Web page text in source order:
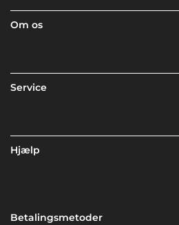
Om os
Service
Hjælp
Betalingsmetoder